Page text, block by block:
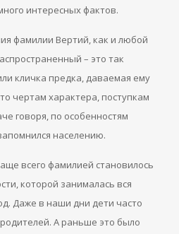
интересных фактов.
фамилии Вертий, как и любой
– это так
кличка предка, даваемая ему
чертам характера, поступкам
говоря, по особенностям
населению.
всего фамилией становилось
которой занималась вся
Даже в наши дни дети часто
А раньше это было